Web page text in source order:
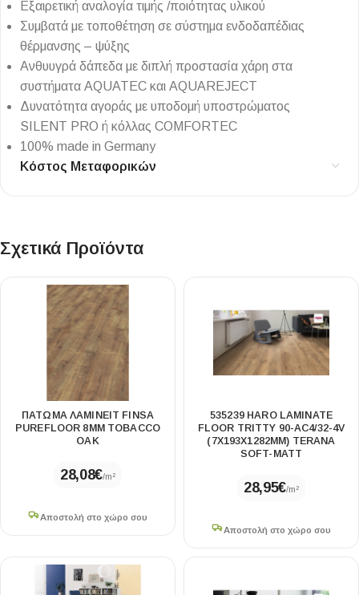
Εξαιρετική αναλογία τιμής /ποιότητας υλικού
Συμβατά με τοποθέτηση σε σύστημα ενδοδαπέδιας
θέρμανσης – ψύξης
Ανθυυγρά δάπεδα με διπλή προστασία χάρη στα
συστήματα AQUATEC και AQUAREJECT
Δυνατότητα αγοράς με υποδομή υποστρώματος
SILENT PRO ή κόλλας COMFORTEC
100% made in Germany
Κόστος Μεταφορικών
Σχετικά Προϊόντα
ΠΑΤΩΜΑ ΛΑΜΙΝΕΙΤ FINSA
PUREFLOOR 8MM TOBACCO
OAK
28,08€/m²
Αποστολή στο χώρο σου
535239 HARO LAMINATE
FLOOR TRITTY 90-AC4/32-4V
(7X193X1282MM) TERANA
SOFT-MATT
28,95€/m²
Αποστολή στο χώρο σου